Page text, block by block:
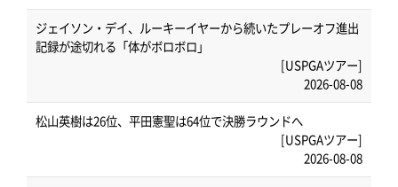
ジェイソン・デイ、ルーキーイヤーから続いたプレーオフ進出
記録が途切れる「体がボロボロ」
[USPGAツアー]
2026-08-08
松山英樹は26位、平田憲聖は64位で決勝ラウンドへ
[USPGAツアー]
2026-08-08